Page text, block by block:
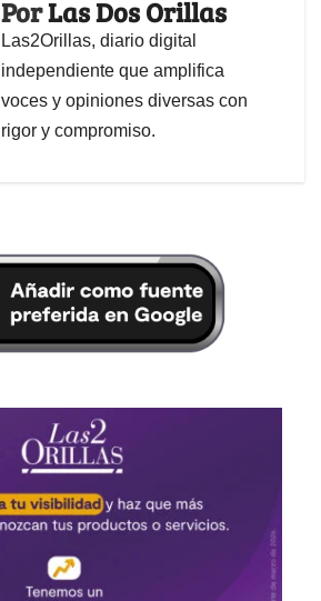
PorLas Dos Orillas
Las2Orillas, diario digital
independiente que amplifica
voces y opiniones diversas con
rigor y compromiso.